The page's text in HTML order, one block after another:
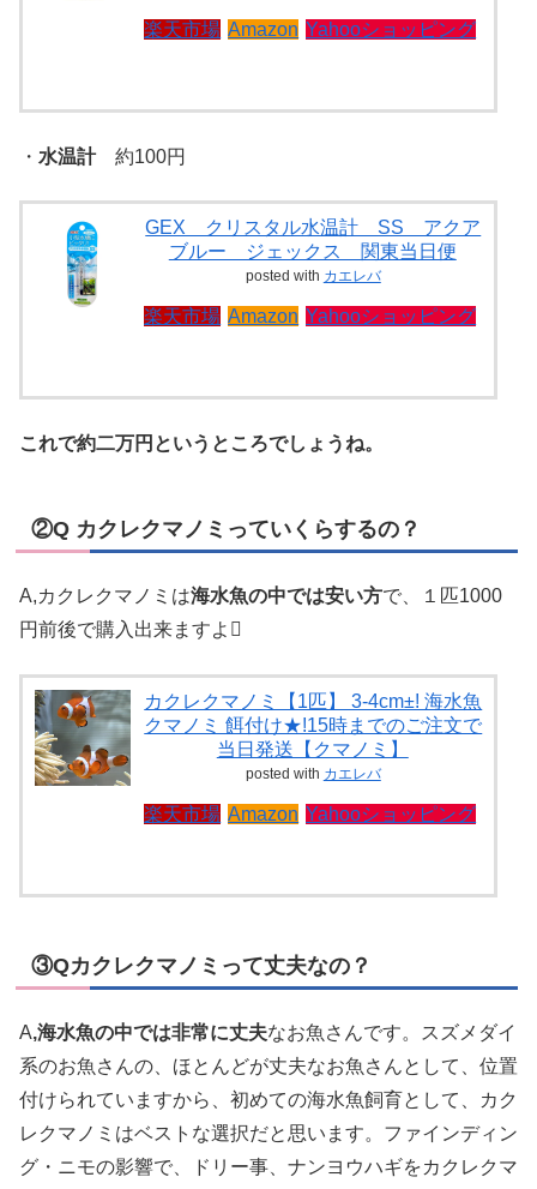
楽天市場 Amazon Yahooショッピング
・ 水温計約100円
GEX クリスタル水温計 SS アクア
ブルー ジェックス 関東当日便
posted with カエレバ
楽天市場 Amazon Yahooショッピング
これで約二万円というところでしょうね。
②Q カクレクマノミっていくらするの？
A,カクレクマノミは海水魚の中では安い方で、１匹1000
円前後で購入出来ますよ
カクレクマノミ【1匹】 3-4cm±! 海水魚
クマノミ 餌付け★!15時までのご注文で
当日発送【クマノミ】
posted with カエレバ
楽天市場 Amazon Yahooショッピング
③Qカクレクマノミって丈夫なの？
A,海水魚の中では非常に丈夫なお魚さんです。スズメダイ
系のお魚さんの、ほとんどが丈夫なお魚さんとして、位置
付けられていますから、初めての海水魚飼育として、カク
レクマノミはベストな選択だと思います。ファインディン
グ・ニモの影響で、ドリー事、ナンヨウハギをカクレクマ